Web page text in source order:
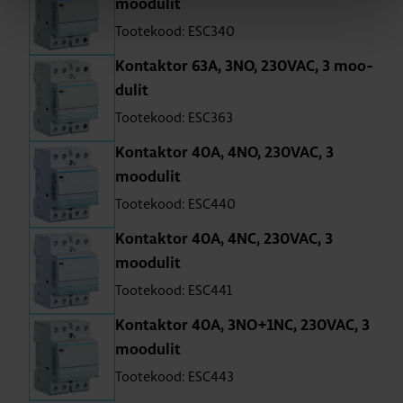
moo­du­lit
Tootekood: ESC340
Kon­tak­tor 63A, 3NO, 230VAC, 3 moo­
du­lit
Tootekood: ESC363
Kon­tak­tor 40A, 4NO, 230VAC, 3
moo­du­lit
Tootekood: ESC440
Kon­tak­tor 40A, 4NC, 230VAC, 3
moo­du­lit
Tootekood: ESC441
Kon­tak­tor 40A, 3NO+1NC, 230VAC, 3
moo­du­lit
Tootekood: ESC443